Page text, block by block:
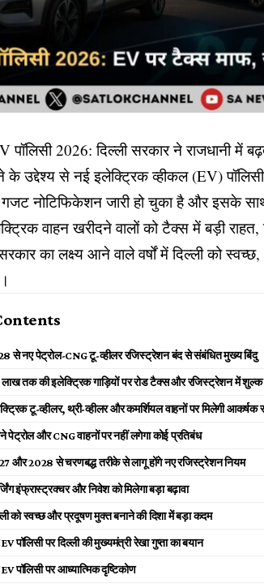
पॉलिसी 2026: दिल्ली सरकार ने राजधानी
के उद्देश्य से नई इलेक्ट्रिक व्हीकल (EV)
गजट नोटिफिकेशन जारी हो चुका है और इसके
वाहन खरीदने वालों को टैक्स में बड़ी
का लक्ष्य आने वाले वर्षों में दिल्ली को
से नए पेट्रोल-CNG टू-व्हीलर रजिस्ट्रेशन बंद से संबंधित मुख्य बिंदु
लाख तक की इलेक्ट्रिक गाड़ियों पर रोड टैक्स और रजिस्ट्रेशन में शुल्क
टू-व्हीलर, थ्री-व्हीलर और कमर्शियल वाहनों पर मिलेगी आकर्षक
पेट्रोल और CNG वाहनों पर नहीं लगेगा कोई प्रतिबंध
और 2028 से चरणबद्ध तरीके से लागू होंगे नए रजिस्ट्रेशन नियम
इंफ्रास्ट्रक्चर और निवेश को मिलेगा बड़ा बढ़ावा
को स्वच्छ और प्रदूषण मुक्त बनाने की दिशा में बड़ा कदम
पॉलिसी पर दिल्ली की मुख्यमंत्री रेखा गुप्ता का बयान
पॉलिसी पर आध्यात्मिक दृष्टिकोण